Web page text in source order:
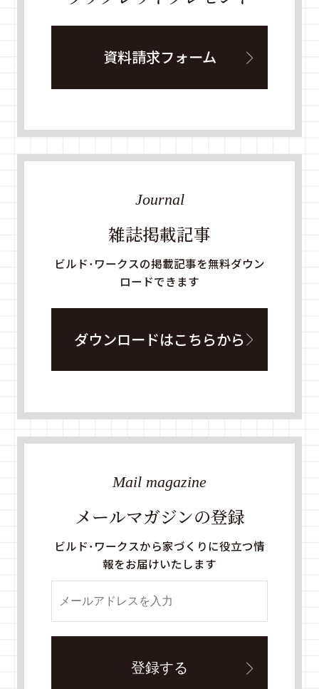
資料請求フォーム
雑誌掲載記事
Journal
ビルド・ワークスの掲載記事を無料ダウン
ロードできます
ダウンロードはこちらから
メールマガジンの登録
Mail magazine
ビルド・ワークスから家づくりに役立つ情
報をお届けいたします